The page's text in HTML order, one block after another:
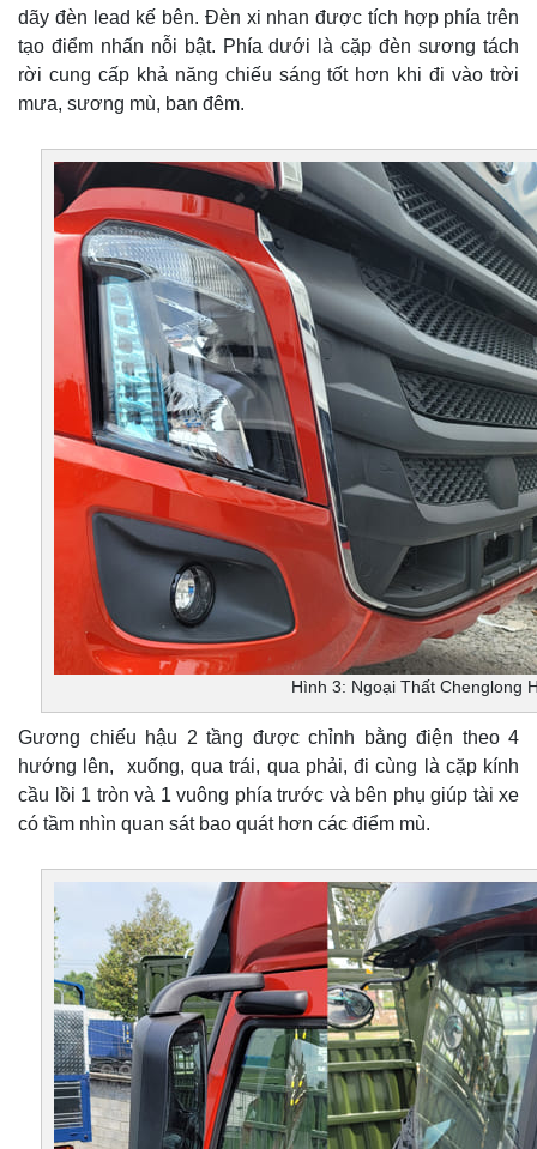
dãy đèn lead kế bên. Đèn xi nhan được tích hợp phía trên
tạo điểm nhấn nỗi bật. Phía dưới là cặp đèn sương tách
rời cung cấp khả năng chiếu sáng tốt hơn khi đi vào trời
mưa, sương mù, ban đêm.
Hình 3: Ngoại Thất Chenglong
Gương chiếu hậu 2 tầng được chỉnh bằng điện theo 4
hướng lên, xuống, qua trái, qua phải, đi cùng là cặp kính
cầu lồi 1 tròn và 1 vuông phía trước và bên phụ giúp tài xe
có tầm nhìn quan sát bao quát hơn các điểm mù.